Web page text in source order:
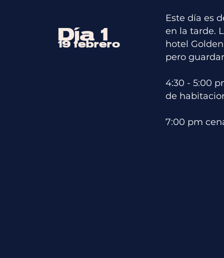
Día 1
19 febrero
Este día es
en la tarde.
hotel
pero
4:30 - 5:00
de
7:00 pm